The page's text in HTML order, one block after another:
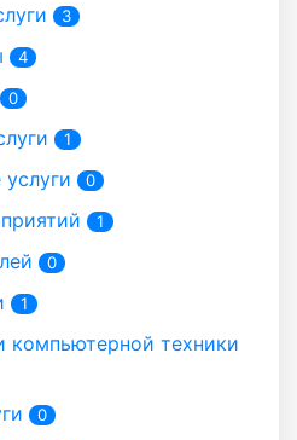
3
4
0
1
0
1
0
1
компьютерной техники
0